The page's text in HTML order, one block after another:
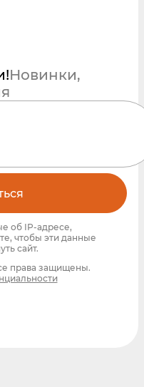
Новинки,
об IP-адресе,
чтобы эти данные
сайт.
права защищены.